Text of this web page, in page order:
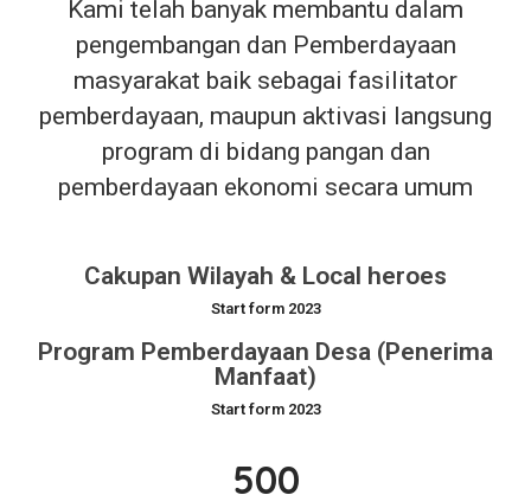
Kami telah banyak membantu dalam
pengembangan dan Pemberdayaan
masyarakat baik sebagai fasilitator
pemberdayaan, maupun aktivasi langsung
program di bidang pangan dan
pemberdayaan ekonomi secara umum
Cakupan Wilayah & Local heroes
Start form 2023
Program Pemberdayaan Desa (Penerima
Manfaat)
Start form 2023
500